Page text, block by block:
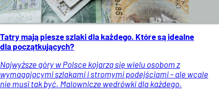
Tatry mają piesze szlaki dla każdego. Które są idealne
dla początkujących?
Najwyższe góry w Polsce kojarzą się wielu osobom z
wymagającymi szlakami i stromymi podejściami – ale wcale
nie musi tak być. Malownicze wędrówki dla każdego.